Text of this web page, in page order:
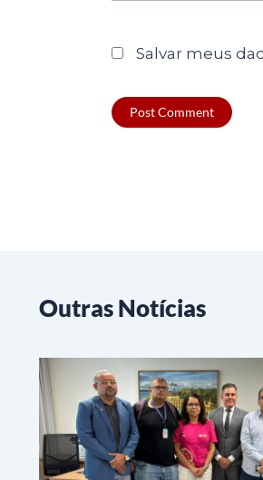
Salvar meus
Outras Notícias